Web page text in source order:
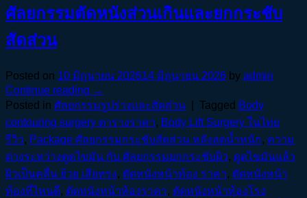
ศัลยกรรมตัดหนังส่วนเกินและยกกระชับ
สัดส่วน
Posted on 10 มิถุนายน 202614 มิถุนายน 2026 by admin
Continue reading →
Posted in ศัลยกรรมรูปร่างและสัดส่วน Tagged Body
contouring surgery ตารางราคา, Body Lift Surgery ในไทย
รีวิว, Package ศัลยกรรมกระชับสัดส่วน หลังลดน้ำหนัก, ความ
ต่างระหว่างดูดไขมัน กับ ศัลยกรรมยกกระชับผิว, ดูดไขมันแล้ว
ผิวเป็นคลื่น ย้วย เสียทรง, ตัดหนังหน้าท้อง ราคา, ตัดหนังหน้า
ท้องที่ไหนดี, ตัดหนังหน้าท้องราคา, ตัดหนังหน้าท้องโรง